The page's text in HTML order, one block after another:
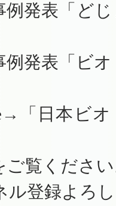
例発表「ど
例発表「ビ
「日本ビ
覧ください
ル登録よろ